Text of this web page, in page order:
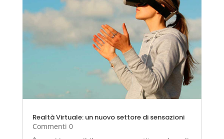
Realtà Virtuale: un nuovo settore di sensazioni
Commenti 0